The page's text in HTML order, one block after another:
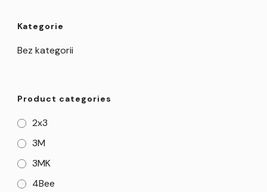
Kategorie
Bez kategorii
Product categories
2x3
3M
3MK
4Bee